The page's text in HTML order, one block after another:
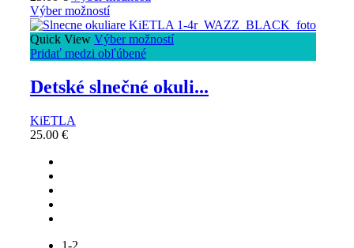
Výber možností
Quick View Výber možností
Pridať medzi obľúbené
Detské slnečné okuli...
KiETLA
25.00 €
1-2